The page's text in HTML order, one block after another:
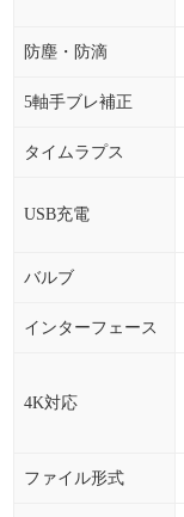
防塵・防滴
5軸手ブレ補正
タイムラプス
USB充電
バルブ
インターフェース
4K対応
ファイル形式